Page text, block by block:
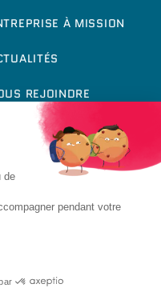
À MISSION
REJOINDRE
RSE 2025
:
de Cookies